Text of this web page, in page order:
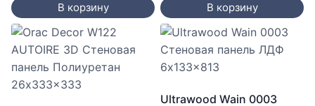
В корзину В корзину
Ultrawood Wain 0003